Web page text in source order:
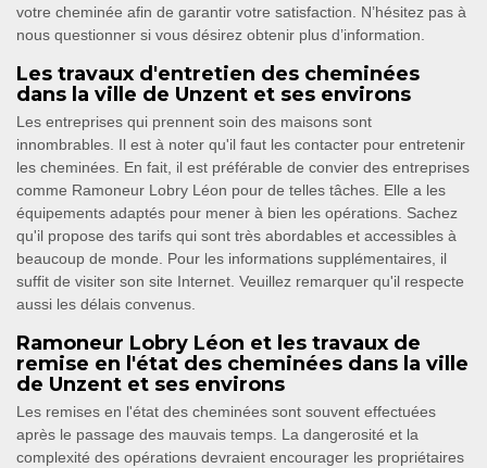
votre cheminée afin de garantir votre satisfaction. N’hésitez pas à
nous questionner si vous désirez obtenir plus d’information.
Les travaux d'entretien des cheminées
dans la ville de Unzent et ses environs
Les entreprises qui prennent soin des maisons sont
innombrables. Il est à noter qu'il faut les contacter pour entretenir
les cheminées. En fait, il est préférable de convier des entreprises
comme Ramoneur Lobry Léon pour de telles tâches. Elle a les
équipements adaptés pour mener à bien les opérations. Sachez
qu'il propose des tarifs qui sont très abordables et accessibles à
beaucoup de monde. Pour les informations supplémentaires, il
suffit de visiter son site Internet. Veuillez remarquer qu'il respecte
aussi les délais convenus.
Ramoneur Lobry Léon et les travaux de
remise en l'état des cheminées dans la ville
de Unzent et ses environs
Les remises en l'état des cheminées sont souvent effectuées
après le passage des mauvais temps. La dangerosité et la
complexité des opérations devraient encourager les propriétaires